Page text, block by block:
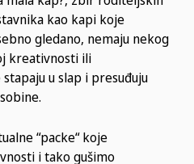
kao kapi koje
gledano, nemaju nekog
kreativnosti ili
u slap i presuđuju
“packe“ koje
i tako gušimo